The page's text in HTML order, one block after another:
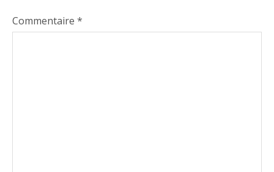
Commentaire *